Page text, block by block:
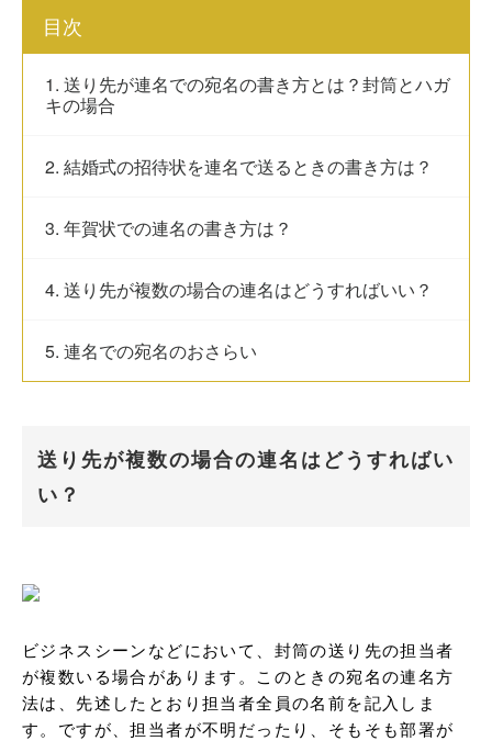
目次
1. 送り先が連名での宛名の書き方とは？封筒とハガ
キの場合
2. 結婚式の招待状を連名で送るときの書き方は？
3. 年賀状での連名の書き方は？
4. 送り先が複数の場合の連名はどうすればいい？
5. 連名での宛名のおさらい
送り先が複数の場合の連名はどうすればい
い？
ビジネスシーンなどにおいて、封筒の送り先の担当者
が複数いる場合があります。このときの宛名の連名方
法は、先述したとおり担当者全員の名前を記入しま
す。ですが、担当者が不明だったり、そもそも部署が